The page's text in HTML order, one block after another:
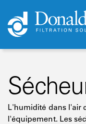
L'humidité dans l'air
l'équipement. Les